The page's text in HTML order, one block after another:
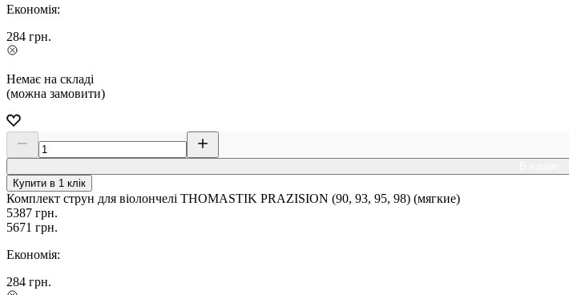
Економія:
284 грн.
Немає на складі
(можна замовити)
Купити в 1 клік
Комплект струн для віолончелі THOMASTIK PRAZISION (90, 93, 95, 98) (мягкие)
5387 грн.
5671 грн.
Економія:
284 грн.